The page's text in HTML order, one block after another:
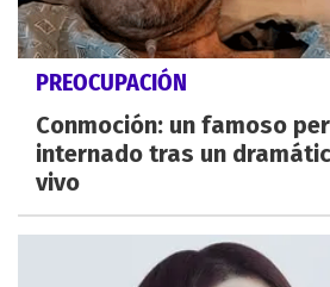
PREOCUPACIÓN
Conmoción: un famoso
internado tras un
vivo